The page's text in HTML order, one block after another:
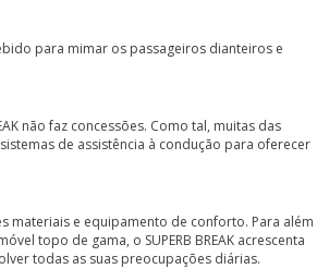
para mimar os passageiros dianteiros e
não faz concessões. Como tal, muitas das
de assistência à condução para oferecer
materiais e equipamento de conforto. Para além
topo de gama, o SUPERB BREAK acrescenta
todas as suas preocupações diárias.